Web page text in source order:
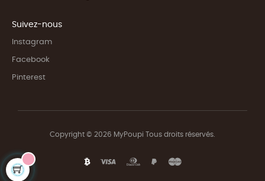
Suivez-nous
Instagram
Facebook
Pinterest
Copyright © 2026 MyPoupi Tous droits réservés.